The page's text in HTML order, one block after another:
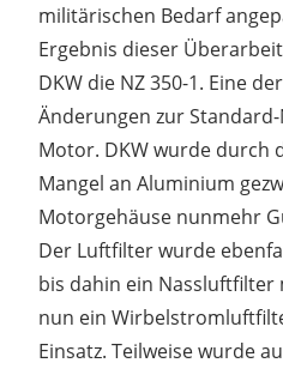
militärischen Bedarf
Ergebnis dieser
DKW die NZ 350-1. Eine
Änderungen zur
Motor. DKW wurde durch
Mangel an Aluminium
Motorgehäuse nunmehr
Der Luftfilter wurde
bis dahin ein
nun ein
Einsatz. Teilweise wurde